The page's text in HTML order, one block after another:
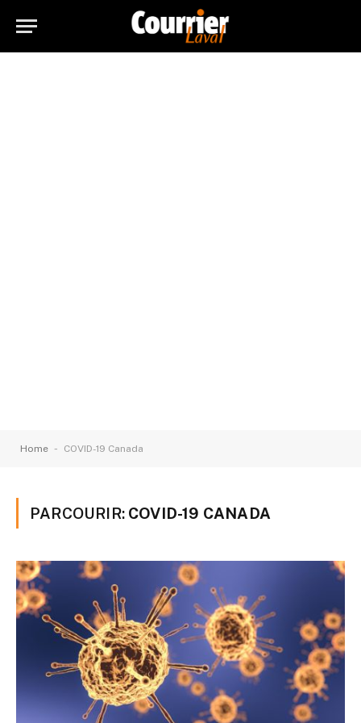
Home - COVID-19 Canada
PARCOURIR: COVID-19 CANADA